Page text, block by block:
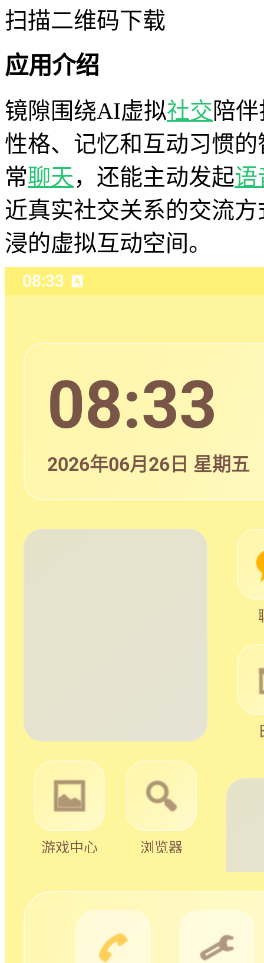
扫描二维码下载
应用介绍
镜隙围绕AI虚拟社交陪
性格、记忆和互动习惯
常聊天，还能主动发起语
近真实社交关系的交流
浸的虚拟互动空间。